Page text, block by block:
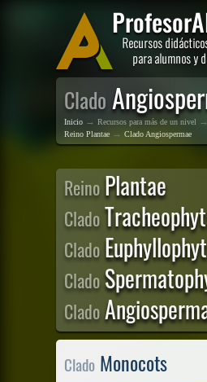
Clado
Inicio → Recursos para más de un nivel →
Reino Plantae → Clado Angiospermae
ReinoPlantae
Clado
Clado
Clado
Clado
Clado Monocots